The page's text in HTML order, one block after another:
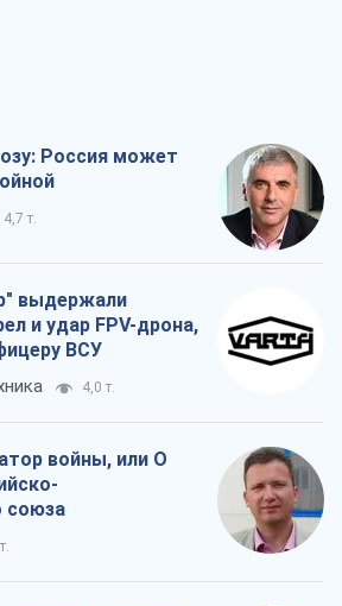
Россия может
4,7 т.
выдержали
и удар FPV-дрона,
ВСУ
4,0 т.
войны, или О
союза